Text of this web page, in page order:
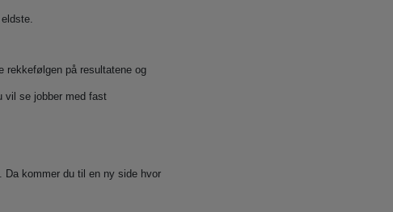
rekkefølgen på resultatene og
vil se jobber med fast
Da kommer du til en ny side hvor